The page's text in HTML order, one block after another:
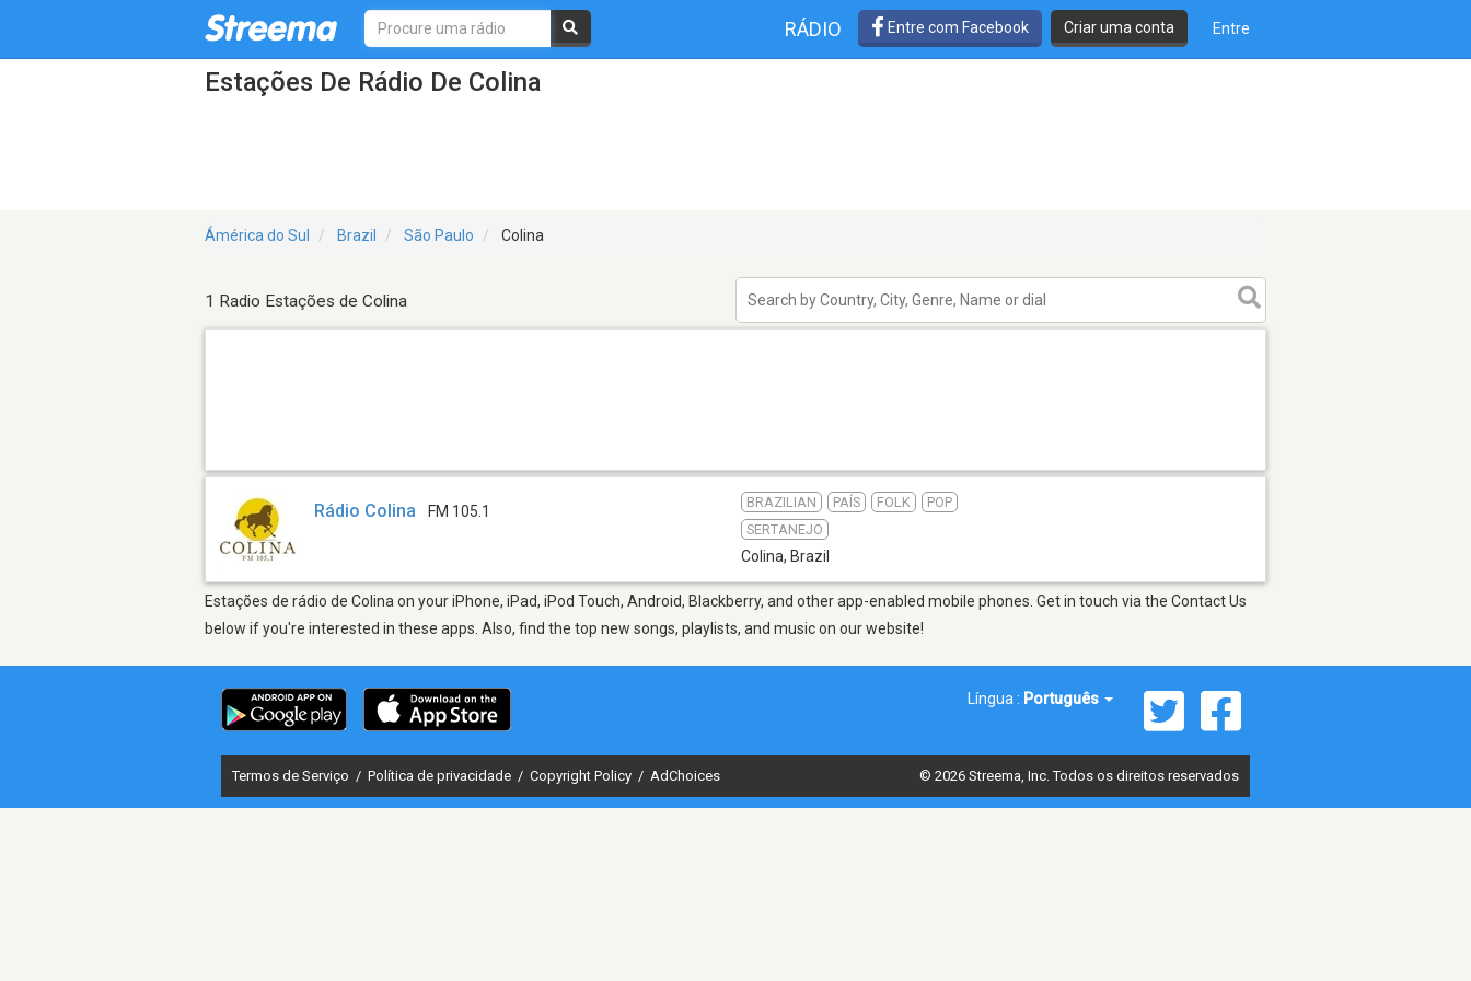
RÁDIO Entre com Facebook Criar uma conta Entre
Estações De Rádio De Colina
Ámérica do Sul Brazil São Paulo Colina
1 Radio Estações de Colina
Rádio Colina FM 105.1
BRAZILIAN PAÍS FOLK
POP
SERTANEJO
Colina, Brazil
Estações de rádio de Colina on your iPhone, iPad, iPod Touch, Android, Blackberry, and other app-enabled mobile phones. Get in touch via the Contact Us
below if you're interested in these apps. Also, find the top new songs, playlists, and music on our website!
Língua : Português
Termos de Serviço / Política de privacidade / Copyright Policy / AdChoices © 2026 Streema, Inc. Todos os direitos reservados